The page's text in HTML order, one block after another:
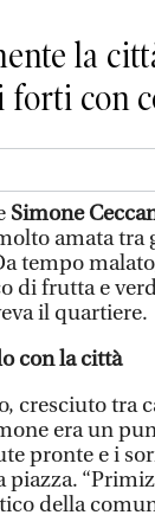
la
forti con
Simone
amata
tempo
di frutta e
il quartiere.
con la città
cresciuto tra
era un
pronte e i
piazza.
della